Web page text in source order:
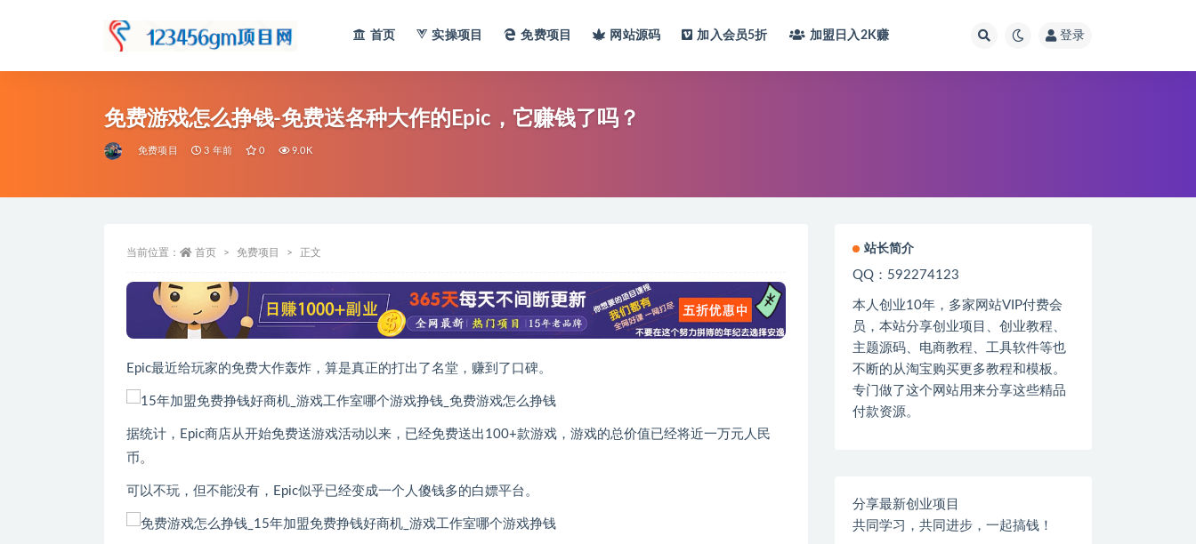
首页 实操项目 免费项目 网站源码 加入会员5折 加盟日入2K赚 登录
免费游戏怎么挣钱-免费送各种大作的Epic，它赚钱了吗？
免费项目 3 年前 0 9.0K
当前位置： 首页 免费项目 正文
Epic最近给玩家的免费大作轰炸，算是真正的打出了名堂，赚到了口碑。
据统计，Epic商店从开始免费送游戏活动以来，已经免费送出100+款游戏，游戏的总价值已经将近一万元人民
币。
可以不玩，但不能没有，Epic似乎已经变成一个人傻钱多的白嫖平台。
站长简介
QQ：592274123
本人创业10年，多家网站VIP付费会
员，本站分享创业项目、创业教程、
主题源码、电商教程、工具软件等也
不断的从淘宝购买更多教程和模板。
专门做了这个网站用来分享这些精品
付款资源。
分享最新创业项目
共同学习，共同进步，一起搞钱！